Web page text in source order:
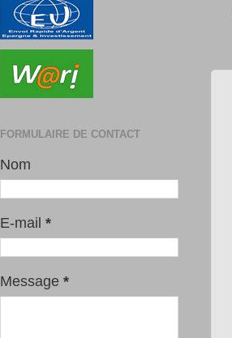
FORMULAIRE DE CONTACT
Nom
E-mail *
Message *